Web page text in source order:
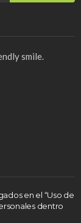
smile.
en el “Uso de
dentro